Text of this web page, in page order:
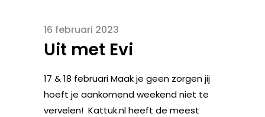
16 februari 2023
Uit met Evi
17 & 18 februari Maak je geen zorgen jij
hoeft je aankomend weekend niet te
vervelen! Kattuk.nl heeft de meest